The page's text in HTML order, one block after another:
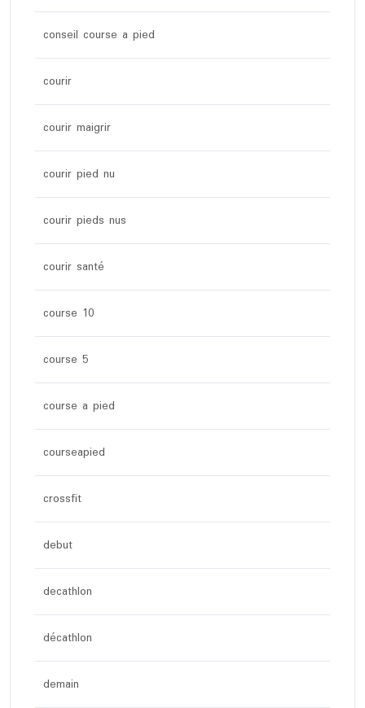
conseil course a pied
courir
courir maigrir
courir pied nu
courir pieds nus
courir santé
course 10
course 5
course a pied
courseapied
crossfit
debut
decathlon
décathlon
demain